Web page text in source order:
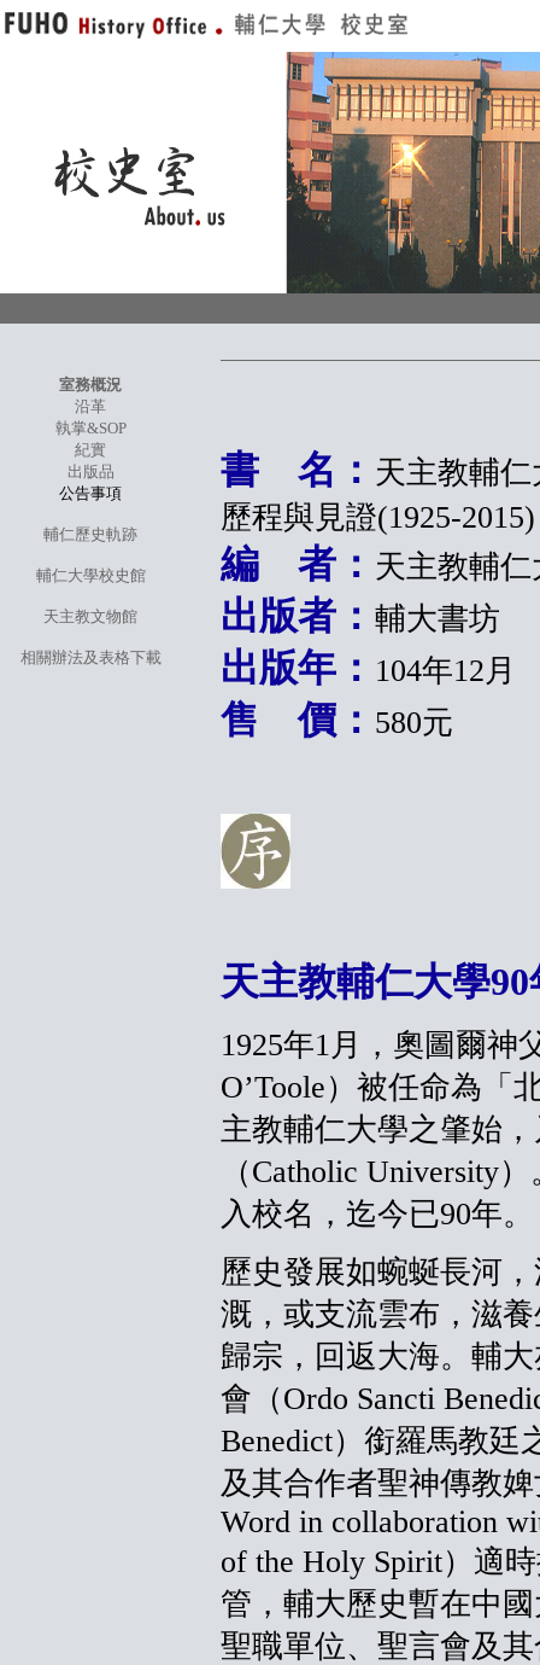
室務概況
沿革
執掌&SOP
紀實
出版品
公告事項
輔仁歷史軌跡
輔仁大學校史館
天主教文物館
相關辦法及表格下載
書 名： 天主教輔
歷程與見證(1925-2015)
編 者： 天主教輔
出版者： 輔大書坊
出版年： 104年12月
售 價： 580元
天主教輔仁大學
1925年1月，奧圖爾神
O’Toole）被任命為「
主教輔仁大學之肇始
（Catholic University
入校名，迄今已90年。
歷史發展如蜿蜒長河
溉，或支流雲布，滋
歸宗，回返大海。輔
會（Ordo Sancti
Benedict）銜羅馬教廷
及其合作者聖神傳教
Word in collaboration
of the Holy Spirit）適
管，輔大歷史暫在中
聖職單位、聖言會及